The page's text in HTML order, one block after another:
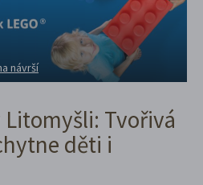
návrší
Litomyšli: Tvořivá
děti i